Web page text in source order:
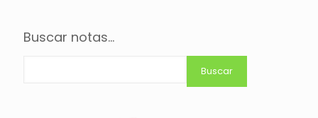
Buscar notas...
Buscar